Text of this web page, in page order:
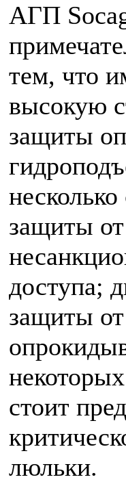
АГП
тем, что
высокую
защиты
защиты от
доступа;
защиты от
стоит
люльки.